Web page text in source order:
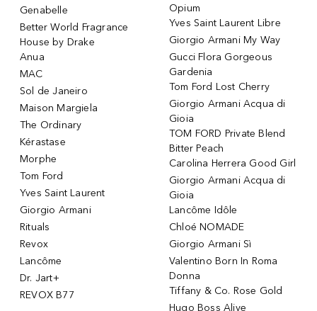
Genabelle
Better World Fragrance
House by Drake
Anua
MAC
Sol de Janeiro
Maison Margiela
The Ordinary
Kérastase
Morphe
Tom Ford
Yves Saint Laurent
Giorgio Armani
Rituals
Revox
Lancôme
Dr. Jart+
REVOX B77
Opium
Yves Saint Laurent Libre
Giorgio Armani My Way
Gucci Flora Gorgeous
Gardenia
Tom Ford Lost Cherry
Giorgio Armani Acqua di
Gioia
TOM FORD Private Blend
Bitter Peach
Carolina Herrera Good Girl
Giorgio Armani Acqua di
Gioia
Lancôme Idôle
Chloé NOMADE
Giorgio Armani Sì
Valentino Born In Roma
Donna
Tiffany & Co. Rose Gold
Hugo Boss Alive